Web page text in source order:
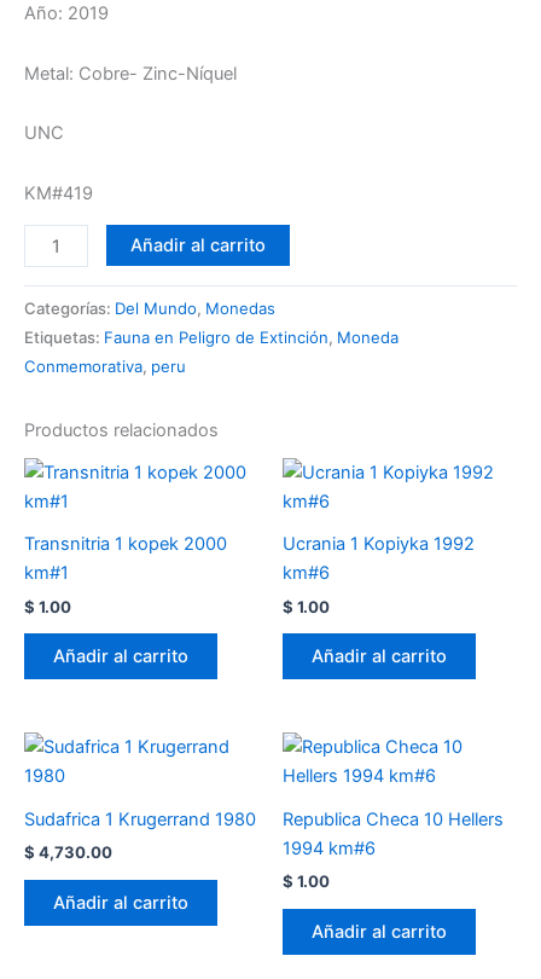
Año: 2019
Metal: Cobre- Zinc-Níquel
UNC
KM#419
Añadir al carrito
Categorías: Del Mundo, Monedas
Etiquetas: Fauna en Peligro de Extinción, Moneda
Conmemorativa, peru
Productos relacionados
Transnitria 1 kopek 2000
km#1
$ 1.00
Añadir al carrito
Ucrania 1 Kopiyka 1992
km#6
$ 1.00
Añadir al carrito
Sudafrica 1 Krugerrand 1980
$ 4,730.00
Añadir al carrito
Republica Checa 10 Hellers
1994 km#6
$ 1.00
Añadir al carrito